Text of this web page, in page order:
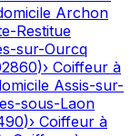
Archon
Restitue
sur-Ourcq
)› Coiffeur à
Assis-sur-
sous-Laon
)› Coiffeur à